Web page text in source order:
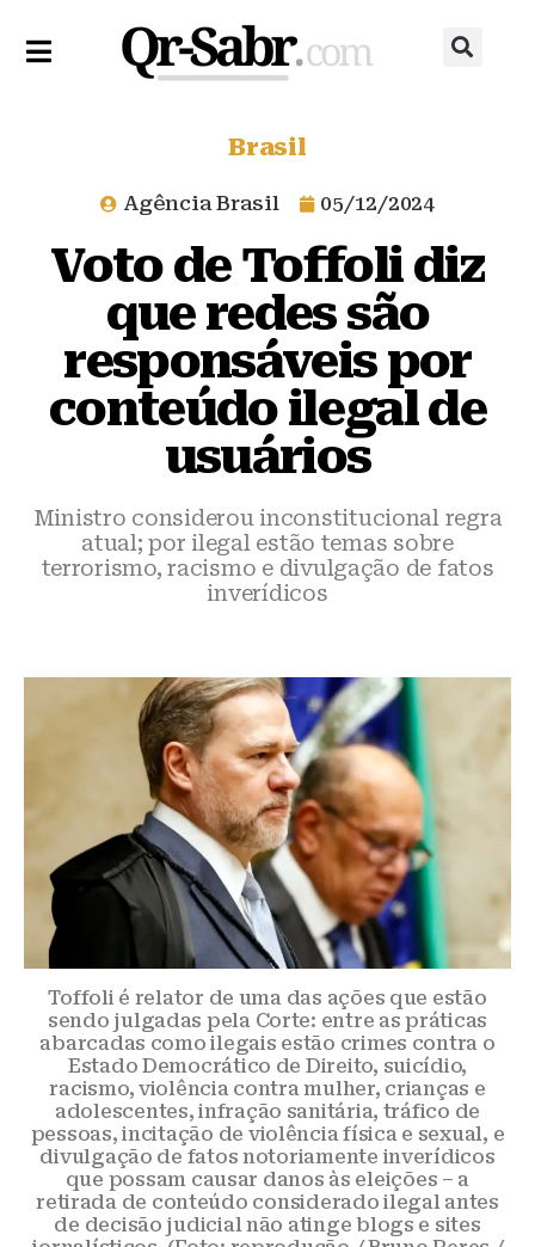
Brasil
Agência Brasil 05/12/2024
Voto de Toffoli diz
que redes são
responsáveis por
conteúdo ilegal de
usuários
Ministro considerou inconstitucional regra
atual; por ilegal estão temas sobre
terrorismo, racismo e divulgação de fatos
inverídicos
Toffoli é relator de uma das ações que estão
sendo julgadas pela Corte: entre as práticas
abarcadas como ilegais estão crimes contra o
Estado Democrático de Direito, suicídio,
racismo, violência contra mulher, crianças e
adolescentes, infração sanitária, tráfico de
pessoas, incitação de violência física e sexual, e
divulgação de fatos notoriamente inverídicos
que possam causar danos às eleições – a
retirada de conteúdo considerado ilegal antes
de decisão judicial não atinge blogs e sites